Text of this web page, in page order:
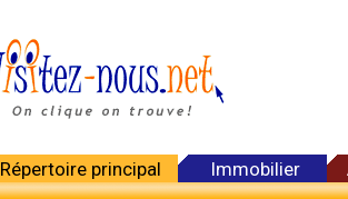
Répertoire principal Immobilier